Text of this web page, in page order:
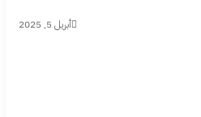
أبريل 5, 2025